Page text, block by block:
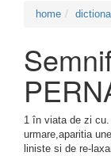
home
1 în viata de zi
urmare,aparitia
liniste si de re-